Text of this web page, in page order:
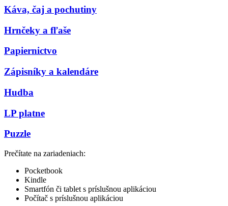
Káva, čaj a pochutiny
Hrnčeky a fľaše
Papiernictvo
Zápisníky a kalendáre
Hudba
LP platne
Puzzle
Prečítate na zariadeniach:
Pocketbook
Kindle
Smartfón či tablet s príslušnou aplikáciou
Počítač s príslušnou aplikáciou